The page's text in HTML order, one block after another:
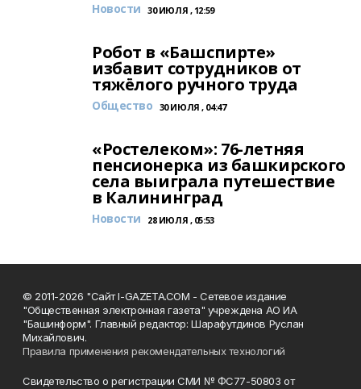
Новости 30 ИЮЛЯ , 12:59
Робот в «Башспирте»
избавит сотрудников от
тяжёлого ручного труда
Общество 30 ИЮЛЯ , 04:47
«Ростелеком»: 76-летняя
пенсионерка из башкирского
села выиграла путешествие
в Калининград
Новости 28 ИЮЛЯ , 05:53
© 2011-2026 "Сайт I-GAZETA.COM - Сетевое издание
"Общественная электронная газета" учреждена АО ИА
"Башинформ". Главный редактор: Шарафутдинов Руслан
Михайлович.
Правила применения рекомендательных технологий
Свидетельство о регистрации СМИ № ФС77-50803 от